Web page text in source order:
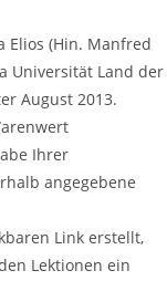
Elios (Hin. Manfred
Universität Land der
August 2013.
Ihrer
angegebene
Link erstellt,
Lektionen ein